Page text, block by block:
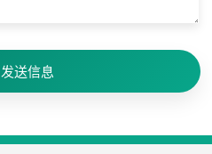
发送信息